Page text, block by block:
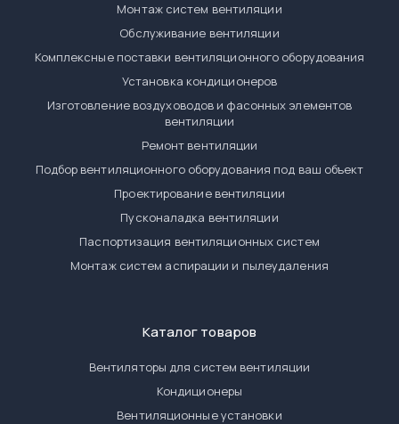
Монтаж систем вентиляции
Обслуживание вентиляции
Комплексные поставки вентиляционного оборудования
Установка кондиционеров
Изготовление воздуховодов и фасонных элементов
вентиляции
Ремонт вентиляции
Подбор вентиляционного оборудования под ваш объект
Проектирование вентиляции
Пусконаладка вентиляции
Паспортизация вентиляционных систем
Монтаж систем аспирации и пылеудаления
Каталог товаров
Вентиляторы для систем вентиляции
Кондиционеры
Вентиляционные установки